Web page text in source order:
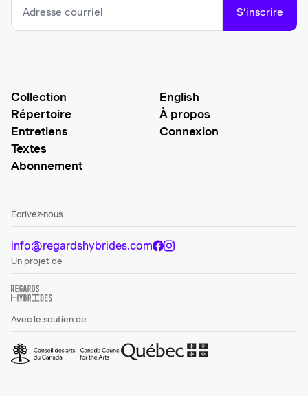
S’inscrire
Collection
Répertoire
Entretiens
Textes
Abonnement
English
À propos
Connexion
Écrivez-nous
info@regardshybrides.com
Un projet de
Avec le soutien de